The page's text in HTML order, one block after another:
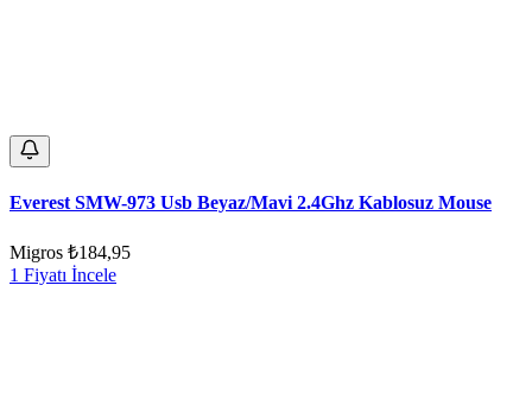
Everest SMW-973 Usb Beyaz/Mavi 2.4Ghz Kablosuz Mouse
Migros ₺184,95
1 Fiyatı İncele